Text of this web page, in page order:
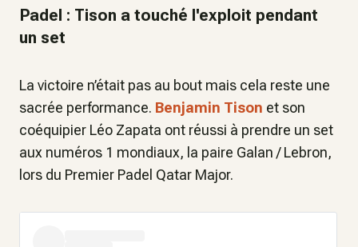
Padel : Tison a touché l'exploit pendant
un set
La victoire n’était pas au bout mais cela reste une
sacrée performance. Benjamin Tison et son
coéquipier Léo Zapata ont réussi à prendre un set
aux numéros 1 mondiaux, la paire Galan / Lebron,
lors du Premier Padel Qatar Major.